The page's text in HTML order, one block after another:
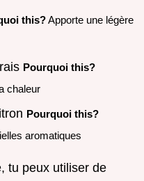
this?Apporte une légère
Pourquoi this?
chaleur
Pourquoi this?
aromatiques
tu peux utiliser de